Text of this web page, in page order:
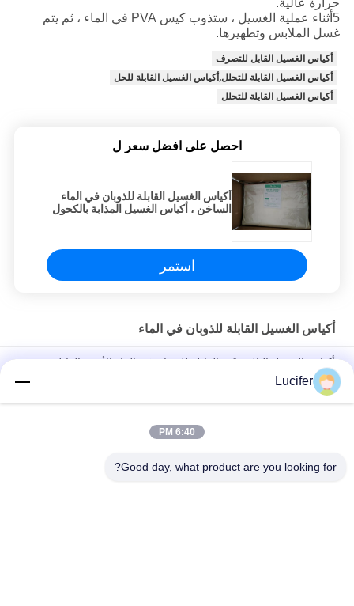
حرارة عالية.
5أثناء عملية الغسيل ، ستذوب كيس PVA في الماء ، ثم يتم
غسل الملابس وتطهيرها.
أكياس الغسيل القابل للتصرف
أكياس الغسيل القابلة للتحلل,أكياس الغسيل القابلة للحل
أكياس الغسيل القابلة للتحلل
احصل على افضل سعر ل
أكياس الغسيل القابلة للذوبان في الماء
الساخن ، أكياس الغسيل المذابة بالكحول
استمر
أكياس الغسيل القابلة للذوبان في الماء
أكياس الغسيل البلاستيكية القابلة للذوبان في الماء الأحمر القابل
للتصرف للطب / المستشفى
حقيبة الغسيل القابلة للذوبان في الماء PVA القابل للتصرف ، أكياس
Lucifer
6:40 PM
Good day, what product are you looking for?